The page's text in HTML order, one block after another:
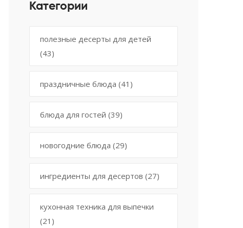
Категории
полезные десерты для детей
(43)
праздничные блюда (41)
блюда для гостей (39)
новогодние блюда (29)
ингредиенты для десертов (27)
кухонная техника для выпечки
(21)